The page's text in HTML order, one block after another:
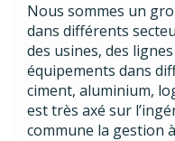
Nous sommes un
dans différents
des usines, des
équipements dans
ciment, aluminium,
est très axé sur
commune la gestion